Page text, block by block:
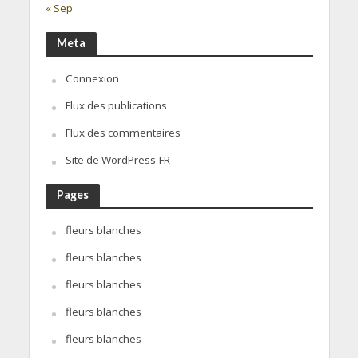
« Sep
Meta
Connexion
Flux des publications
Flux des commentaires
Site de WordPress-FR
Pages
fleurs blanches
fleurs blanches
fleurs blanches
fleurs blanches
fleurs blanches